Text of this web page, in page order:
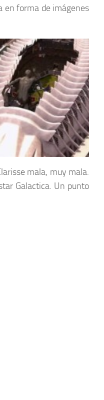
en forma de imágenes
mala, muy mala.
Galactica. Un punto